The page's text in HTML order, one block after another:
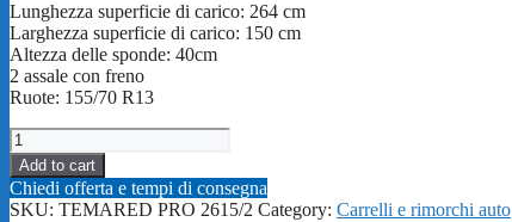
Lunghezza superficie di carico: 264 cm
Larghezza superficie di carico: 150 cm
Altezza delle sponde: 40cm
2 assale con freno
Ruote: 155/70 R13
Rimorchio
auto
a
due
Add to cart
Chiedi offerta e tempi di consegna
SKU: TEMARED PRO 2615/2 Category: Carrelli e rimorchi auto